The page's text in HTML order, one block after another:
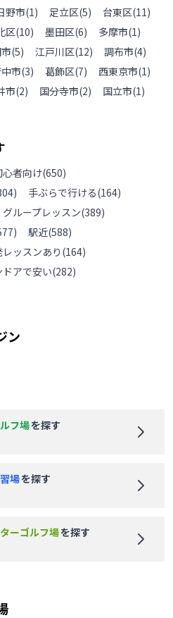
野市(1) 足立区(5) 台東区(11)
区(10) 墨田区(6) 多摩市(1)
(5) 江戸川区(12) 調布市(4)
市(3) 葛飾区(7) 西東京市(1)
市(2) 国分寺市(2) 国立市(1)
心者向け(650)
) 手ぶらで行ける(164)
グループレッスン(389)
) 駅近(588)
ッスンあり (164)
ドアで安い(282)
ン
フ場を探す
場を探す
ーゴルフ場を探す